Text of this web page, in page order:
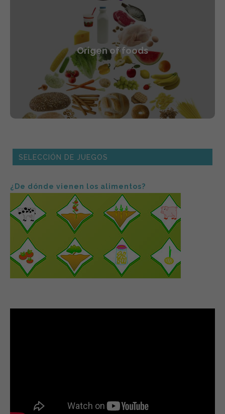
Origen of foods
SELECCIÓN DE JUEGOS
¿De dónde vienen los alimentos?